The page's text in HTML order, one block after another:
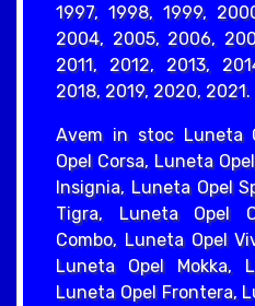
1997, 1998, 1999,
2004, 2005, 2006,
2011, 2012, 2013,
2018, 2019, 2020, 2021.
Avem in stoc Luneta
Opel Corsa, Luneta
Insignia, Luneta Opel
Tigra, Luneta Opel
Combo, Luneta Opel
Luneta Opel Mokka,
Luneta Opel Frontera,